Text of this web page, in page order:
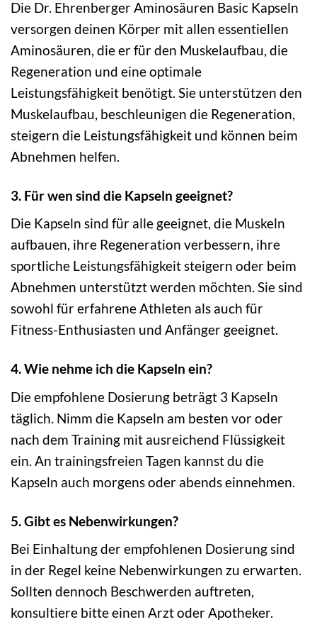
Die Dr. Ehrenberger Aminosäuren Basic Kapseln
versorgen deinen Körper mit allen essentiellen
Aminosäuren, die er für den Muskelaufbau, die
Regeneration und eine optimale
Leistungsfähigkeit benötigt. Sie unterstützen den
Muskelaufbau, beschleunigen die Regeneration,
steigern die Leistungsfähigkeit und können beim
Abnehmen helfen.
3. Für wen sind die Kapseln geeignet?
Die Kapseln sind für alle geeignet, die Muskeln
aufbauen, ihre Regeneration verbessern, ihre
sportliche Leistungsfähigkeit steigern oder beim
Abnehmen unterstützt werden möchten. Sie sind
sowohl für erfahrene Athleten als auch für
Fitness-Enthusiasten und Anfänger geeignet.
4. Wie nehme ich die Kapseln ein?
Die empfohlene Dosierung beträgt 3 Kapseln
täglich. Nimm die Kapseln am besten vor oder
nach dem Training mit ausreichend Flüssigkeit
ein. An trainingsfreien Tagen kannst du die
Kapseln auch morgens oder abends einnehmen.
5. Gibt es Nebenwirkungen?
Bei Einhaltung der empfohlenen Dosierung sind
in der Regel keine Nebenwirkungen zu erwarten.
Sollten dennoch Beschwerden auftreten,
konsultiere bitte einen Arzt oder Apotheker.